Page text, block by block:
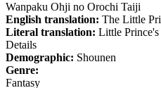
Wanpaku Ohji no Orochi Taiji
English translation: The Little
Literal translation: Little
Details
Demographic: Shounen
Genre:
Fantasy